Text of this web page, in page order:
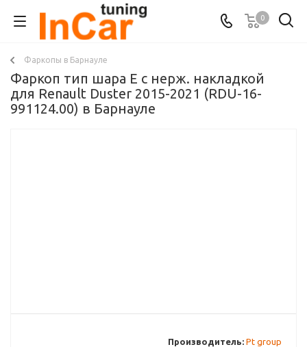
0
Фаркопы в Барнауле
Фаркоп тип шара E с нерж. накладкой
для Renault Duster 2015-2021 (RDU-16-
991124.00) в Барнауле
Производитель: Pt group